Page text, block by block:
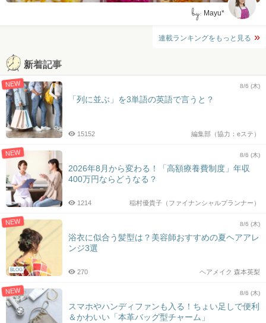
by: Mayu*
連載ランキングをもっと見る
新着記事
NEW 8/6 (木)
「列に並ぶ」を3単語の英語で言うと？
編集部（協力：eステ）
15152
NEW 8/6 (木)
2026年8月から変わる！「高額療養費制度」年収
400万円ならどうなる？
稲村優貴子（ファイナンシャルプランナー）
1214
NEW
BLOG
8/6 (木)
浴衣に似合う髪型は？美容師おすすめの夏ヘアアレ
ンジ3選
ヘアメイク 森本英梨
270
NEW 8/6 (木)
スマホやハンディファンも入る！ちょい足しで便利
＆かわいい「本革バッグ型チャーム」